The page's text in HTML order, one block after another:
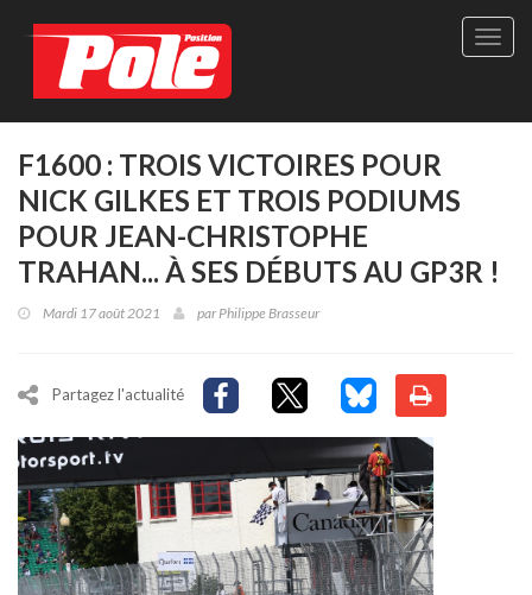
Site
F1600 : TROIS VICTOIRES POUR
NICK GILKES ET TROIS PODIUMS
POUR JEAN-CHRISTOPHE
TRAHAN... À SES DÉBUTS AU GP3R !
Mardi 17 août 2021 parPhilippe Brasseur
Partagez l'actualité